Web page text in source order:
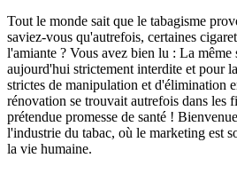
Tout le monde sait que le tabagisme
saviez-vous qu'autrefois, certaines
l'amiante ? Vous avez bien lu : La même
aujourd'hui strictement interdite et pour
strictes de manipulation et d'élimination
rénovation se trouvait autrefois dans les
prétendue promesse de santé !
l'industrie du tabac, où le marketing est
la vie humaine.